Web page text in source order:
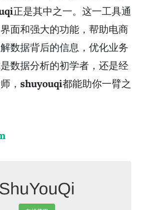
正是其中之一。这一工具通
面和强大的功能，帮助电商
数据背后的信息，优化业务
数据分析的初学者，还是经
， shuyouqi都能助你一臂之